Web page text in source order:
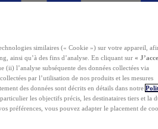
similaires (« Cookie ») sur votre appareil,
ainsi qu’à des fins d’analyse. En cliquant sur «
l’analyse subséquente des données collectées via
par l’utilisation de nos produits et les mesures
des données sont décrits en détails dans notre
particulier les objectifs précis, les destinataires tiers et la
préférences, vous pouvez adapter le placement de